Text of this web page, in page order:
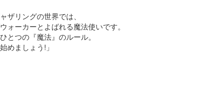
ザリングの世界では、
ォーカーとよばれる魔法使いです。
とつの『魔法』のルール。
めましょう!」